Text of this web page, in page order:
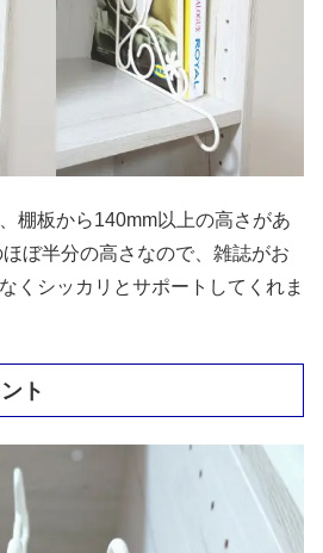
棚板から140mm以上の高さがあ
ぼ半分の高さなので、雑誌がお
くシッカリとサポートしてくれま
ト